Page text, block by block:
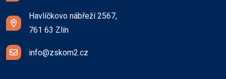
Havlíčkovo nábřeží 2567,
761 63 Zlín
info@zskom2.cz